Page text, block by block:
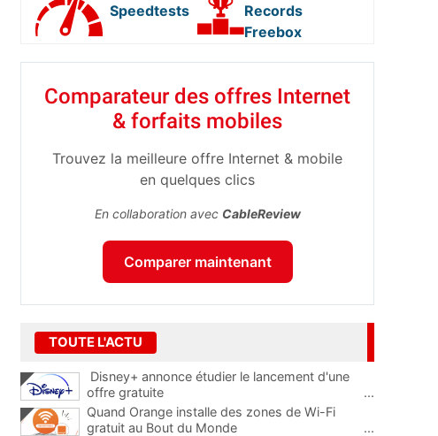
Speedtests
Records
Freebox
Comparateur des offres Internet
& forfaits mobiles
Trouvez la meilleure offre Internet & mobile
en quelques clics
En collaboration avec CableReview
Comparer maintenant
TOUTE L'ACTU
Disney+ annonce étudier le lancement d'une
offre gratuite
...
Quand Orange installe des zones de Wi-Fi
gratuit au Bout du Monde
...